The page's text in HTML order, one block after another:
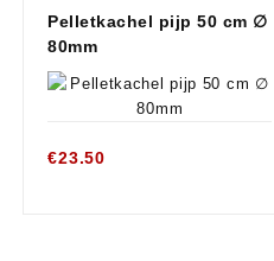
Pelletkachel pijp 50 cm ∅
80mm
€23.50